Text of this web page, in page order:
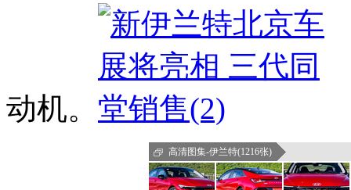
动机。
高清图集-伊兰特(1216张)